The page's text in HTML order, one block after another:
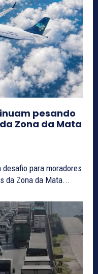
pesando
Zona da Mata
para moradores
da Zona da Mata...